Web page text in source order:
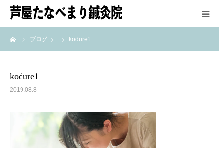
ブログ kodure1
kodure1
2019.08.8
HOME
メニュー＆料金